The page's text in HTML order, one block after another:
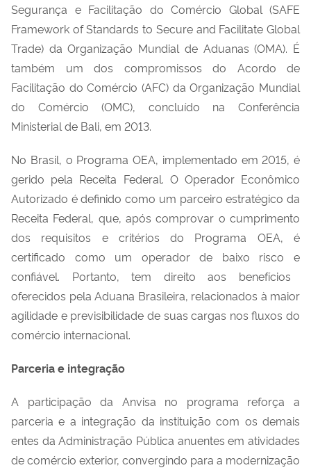
Segurança e Facilitação do Comércio Global (SAFE
Framework ofStandardsto Secure and Facilitate Global
Trade) da Organização Mundial de Aduanas (OMA). É
também um dos compromissos do Acordo de
Facilitação do Comércio (AFC) da Organização Mundial
do Comércio (OMC), concluído na Conferência
Ministerial de Bali, em 2013.
No Brasil, o Programa OEA, implementado em 2015, é
gerido pela Receita Federal. O Operador Econômico
Autorizado é definido como um parceiro estratégico da
Receita Federal, que, após comprovar o cumprimento
dos requisitos e critérios do Programa OEA, é
certificado como um operador de baixo risco e
confiável. Portanto, tem direito aos benefícios
oferecidos pela Aduana Brasileira, relacionados à maior
agilidade e previsibilidade de suas cargas nos fluxos do
comércio internacional.
Parceria e integração
A participação da Anvisa no programa reforça a
parceria e a integração da instituiçãocom os demais
entes da Administração Pública anuentes em atividades
decomércio exterior, convergindo para a modernização